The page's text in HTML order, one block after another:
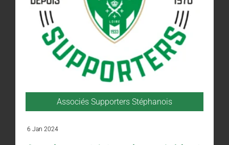
Associés Supporters Stéphanois
6 Jan 2024